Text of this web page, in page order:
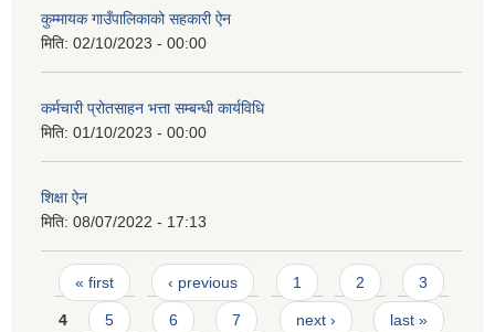
कुम्मायक गाउँपालिकाको सहकारी ऐन
मिति: 02/10/2023 - 00:00
कर्मचारी प्रोतसाहन भत्ता सम्बन्धी कार्यविधि
मिति: 01/10/2023 - 00:00
शिक्षा ऐन
मिति: 08/07/2022 - 17:13
Pages
« first ‹ previous 1 2 3
4 5 6 7 next › last »